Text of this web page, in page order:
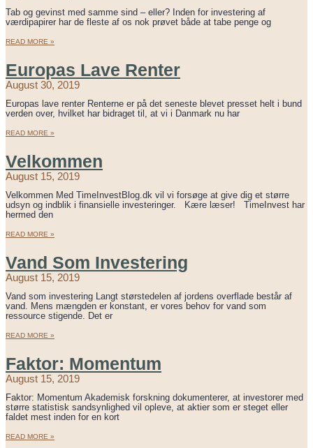
Tab og gevinst med samme sind – eller? Inden for investering af
værdipapirer har de fleste af os nok prøvet både at tabe penge og
READ MORE »
Europas Lave Renter
August 30, 2019
Europas lave renter Renterne er på det seneste blevet presset helt i bund
verden over, hvilket har bidraget til, at vi i Danmark nu har
READ MORE »
Velkommen
August 15, 2019
Velkommen Med TimeInvestBlog.dk vil vi forsøge at give dig et større
udsyn og indblik i finansielle investeringer. Kære læser! TimeInvest har
hermed den
READ MORE »
Vand Som Investering
August 15, 2019
Vand som investering Langt størstedelen af jordens overflade består af
vand. Mens mængden er konstant, er vores behov for vand som
ressource stigende. Det er
READ MORE »
Faktor: Momentum
August 15, 2019
Faktor: Momentum Akademisk forskning dokumenterer, at investorer med
større statistisk sandsynlighed vil opleve, at aktier som er steget eller
faldet mest inden for en kort
READ MORE »